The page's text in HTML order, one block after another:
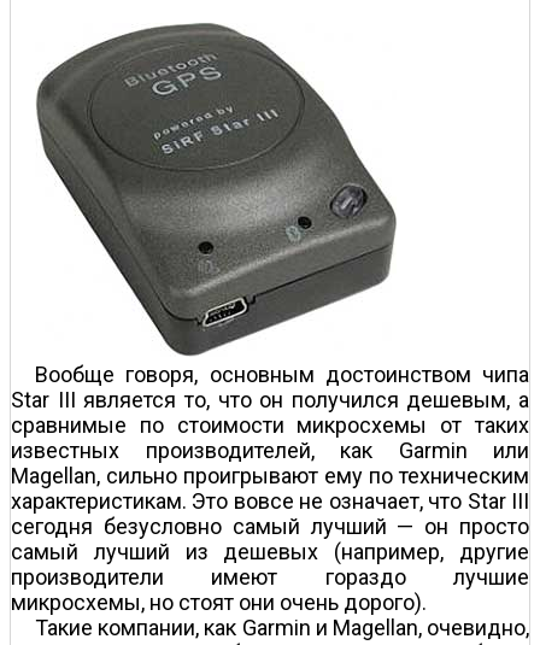
Вообще говоря, основным достоинством чипа
Star III является то, что он получился дешевым, а
сравнимые по стоимости микросхемы от таких
известных производителей, как Garmin или
Magellan, сильно проигрывают ему по техническим
характеристикам. Это вовсе не означает, что Star III
сегодня безусловно самый лучший — он просто
самый лучший из дешевых (например, другие
производители имеют гораздо лучшие
микросхемы, но стоят они очень дорого).
Такие компании, как Garmin и Magellan, очевидно,